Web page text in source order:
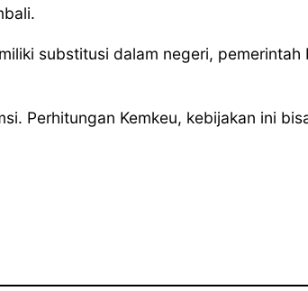
substitusi dalam negeri, pemerintah
Perhitungan Kemkeu, kebijakan ini